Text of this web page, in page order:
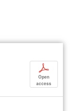
p
Open
access